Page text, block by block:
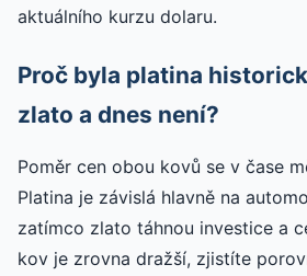
aktuálního kurzu dolaru.
Proč byla platina
zlato a dnes není?
Poměr cen obou kovů se v čase
Platina je závislá hlavně na
zatímco zlato táhnou investice a
kov je zrovna dražší, zjistíte